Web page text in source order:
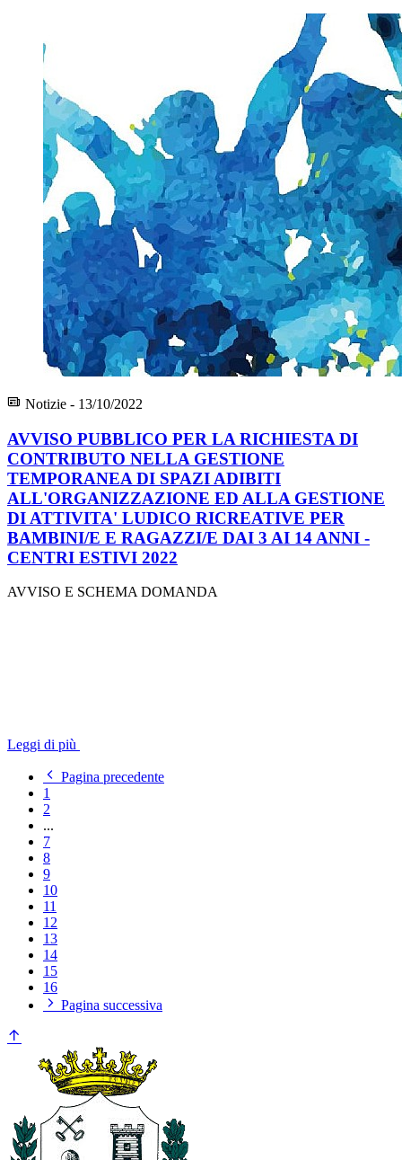
Notizie - 13/10/2022
AVVISO PUBBLICO PER LA RICHIESTA DI
CONTRIBUTO NELLA GESTIONE
TEMPORANEA DI SPAZI ADIBITI
ALL'ORGANIZZAZIONE ED ALLA GESTIONE
DI ATTIVITA' LUDICO RICREATIVE PER
BAMBINI/E E RAGAZZI/E DAI 3 AI 14 ANNI -
CENTRI ESTIVI 2022
AVVISO E SCHEMA DOMANDA
Leggi di più
Pagina precedente
1
2
...
7
8
9
10
11
12
13
14
15
16
Pagina successiva